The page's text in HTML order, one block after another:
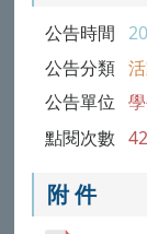
公告時間
公告分類
公告單位
點閱次數
附 件